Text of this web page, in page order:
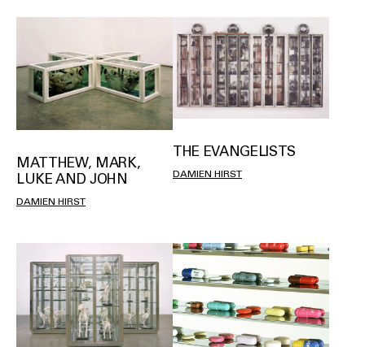
MATTHEW, MARK,
LUKE AND JOHN
DAMIEN HIRST
THE EVANGELISTS
DAMIEN HIRST